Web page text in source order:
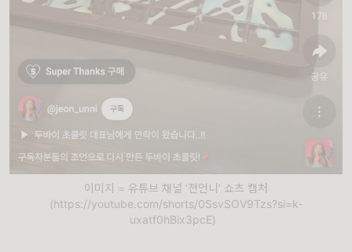
이미지 = 유튜브 채널 ‘젼언니’ 쇼츠 캡처
(https://youtube.com/shorts/0SsvSOV9Tzs?si=k-
uxatf0hBix3pcE)